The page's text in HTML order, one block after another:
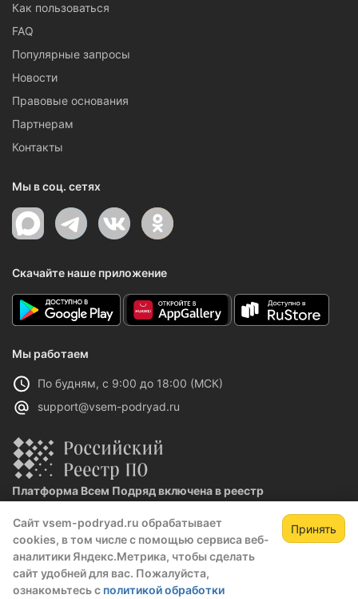
Сайт vsem-podryad.ru обрабатывает
cookies, в том числе с помощью сервиса веб-
аналитики Яндекс.Метрика, чтобы сделать
сайт удобней для вас. Пожалуйста,
ознакомьтесь с политикой обработки
Принять
Как пользоваться
FAQ
Популярные запросы
Новости
Правовые основания
Партнерам
Контакты
Мы в соц. сетях
Скачайте наше приложение
Мы работаем
По будням, с 9:00 до 18:00 (МСК)
support@vsem-podryad.ru
Платформа Всем Подряд включена в реестр
Реестровая запись №32021 от 06.02.2026
Политика конфиденциальности